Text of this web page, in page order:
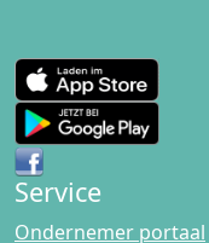
Service
Ondernemer portaal